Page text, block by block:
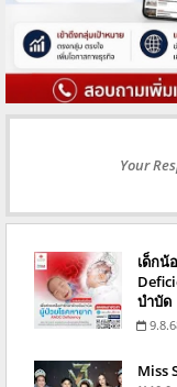
Your
เด็กน้
บำบัด
Miss